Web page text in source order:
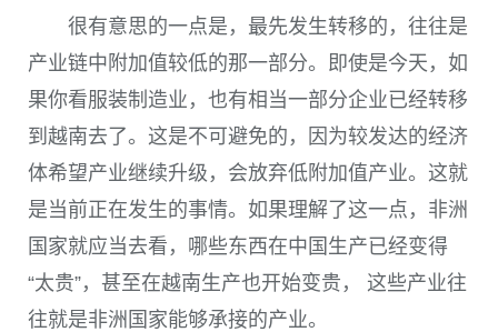
很有意思的一点是，最先发生转移的，往往是
产业链中附加值较低的那一部分。即使是今天，如
果你看服装制造业，也有相当一部分企业已经转移
到越南去了。这是不可避免的，因为较发达的经济
体希望产业继续升级，会放弃低附加值产业。这就
是当前正在发生的事情。如果理解了这一点，非洲
国家就应当去看，哪些东西在中国生产已经变得
“太贵”，甚至在越南生产也开始变贵， 这些产业往
往就是非洲国家能够承接的产业。